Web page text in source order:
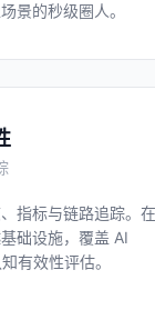
景的秒级圈人。
指标与链路追踪。
础设施，覆盖 AI
有效性评估。